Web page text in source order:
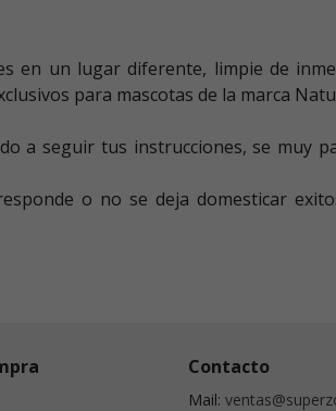
en un lugar diferente, limpie de
para mascotas de la marca
a seguir tus instrucciones, se muy
o no se deja domesticar
Contacto
Mail: